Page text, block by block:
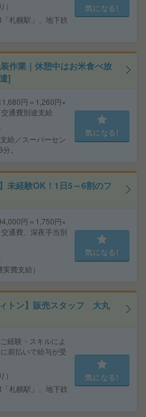
札幌駅」、地下鉄
気になる!
作業｜休憩中はお米食べ放
]
円＝1,260円×
通費別途支給
給／スーパーセン
。
気になる!
未経験OK！1日5～6割のフ
円＝1,750円×
通費、深夜手当別
費支給）
気になる!
トン】販売スタッフ 大丸
経験・スキルによ
前払いで給与が受
札幌駅」、地下鉄
気になる!